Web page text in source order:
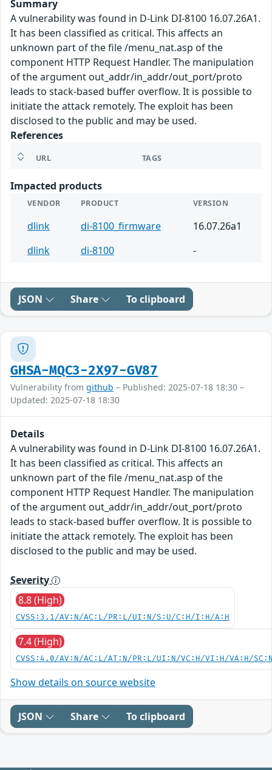
Summary
A vulnerability was found in D-Link DI-8100 16.07.26A1.
It has been classified as critical. This affects an
unknown part of the file /menu_nat.asp of the
component HTTP Request Handler. The manipulation
of the argument out_addr/in_addr/out_port/proto
leads to stack-based buffer overflow. It is possible to
initiate the attack remotely. The exploit has been
disclosed to the public and may be used.
References
URL TAGS
Impacted products
VENDOR PRODUCT VERSION
dlink di-8100_firmware
16.07.26a1
dlink
di-8100 -
JSON Share To clipboard
GHSA-MQC3-2X97-GV87
Vulnerability from github – Published: 2025-07-18 18:30 –
Updated: 2025-07-18 18:30
Details
A vulnerability was found in D-Link DI-8100 16.07.26A1.
It has been classified as critical. This affects an
unknown part of the file /menu_nat.asp of the
component HTTP Request Handler. The manipulation
of the argument out_addr/in_addr/out_port/proto
leads to stack-based buffer overflow. It is possible to
initiate the attack remotely. The exploit has been
disclosed to the public and may be used.
Severity
8.8 (High)
CVSS:3.1/AV:N/AC:L/PR:L/UI:N/S:U/C:H/I:H/A:H
7.4 (High)
CVSS:4.0/AV:N/AC:L/AT:N/PR:L/UI:N/VC:H/VI:H/VA:H/
Show details on source website
JSON Share To clipboard